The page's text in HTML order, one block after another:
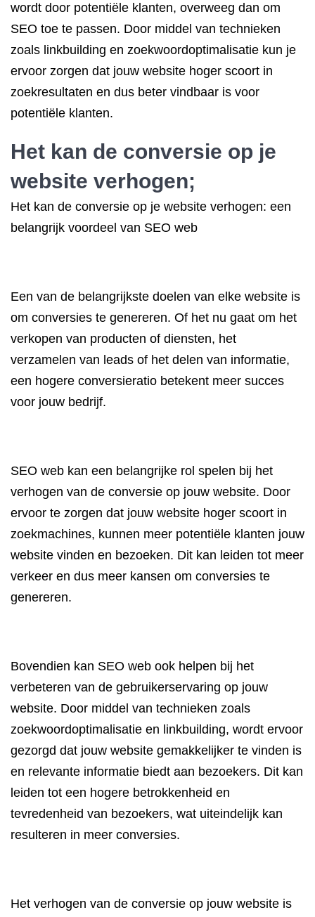
wordt door potentiële klanten, overweeg dan om
SEO toe te passen. Door middel van technieken
zoals linkbuilding en zoekwoordoptimalisatie kun je
ervoor zorgen dat jouw website hoger scoort in
zoekresultaten en dus beter vindbaar is voor
potentiële klanten.
Het kan de conversie op je
website verhogen;
Het kan de conversie op je website verhogen: een
belangrijk voordeel van SEO web
Een van de belangrijkste doelen van elke website is
om conversies te genereren. Of het nu gaat om het
verkopen van producten of diensten, het
verzamelen van leads of het delen van informatie,
een hogere conversieratio betekent meer succes
voor jouw bedrijf.
SEO web kan een belangrijke rol spelen bij het
verhogen van de conversie op jouw website. Door
ervoor te zorgen dat jouw website hoger scoort in
zoekmachines, kunnen meer potentiële klanten jouw
website vinden en bezoeken. Dit kan leiden tot meer
verkeer en dus meer kansen om conversies te
genereren.
Bovendien kan SEO web ook helpen bij het
verbeteren van de gebruikerservaring op jouw
website. Door middel van technieken zoals
zoekwoordoptimalisatie en linkbuilding, wordt ervoor
gezorgd dat jouw website gemakkelijker te vinden is
en relevante informatie biedt aan bezoekers. Dit kan
leiden tot een hogere betrokkenheid en
tevredenheid van bezoekers, wat uiteindelijk kan
resulteren in meer conversies.
Het verhogen van de conversie op jouw website is